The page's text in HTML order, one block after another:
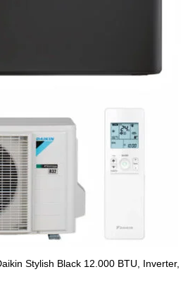
Stylish Black 12.000 BTU, Inverter,